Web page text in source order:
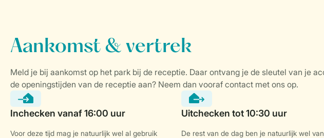
Voor deze tijd mag je natuurlijk wel al gebruik
De rest van de dag ben je natuurlijk wel van